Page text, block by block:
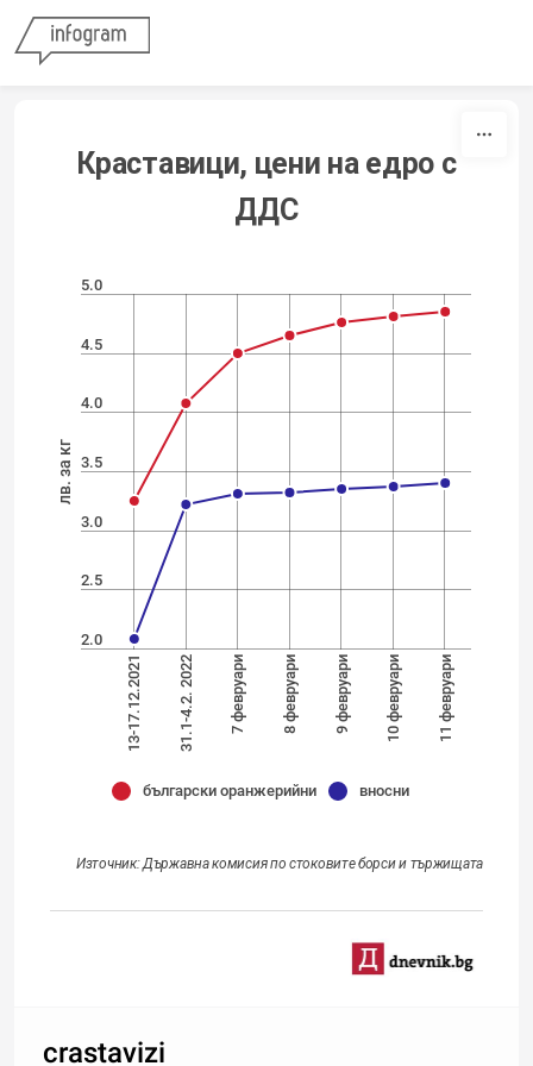
Краставици, цени на едро с
ДДС
2.0
2.5
3.0
3.5
4.0
4.5
5.0
13-17.12.2021 31.1-4.2. 2022 7 февруари 8 февруари 9 февруари 10 февруари 11 февруари
лв. за кг
български оранжерийни вносни
Източник: Държавна комисия по стоковите борси и тържищата
crastavizi